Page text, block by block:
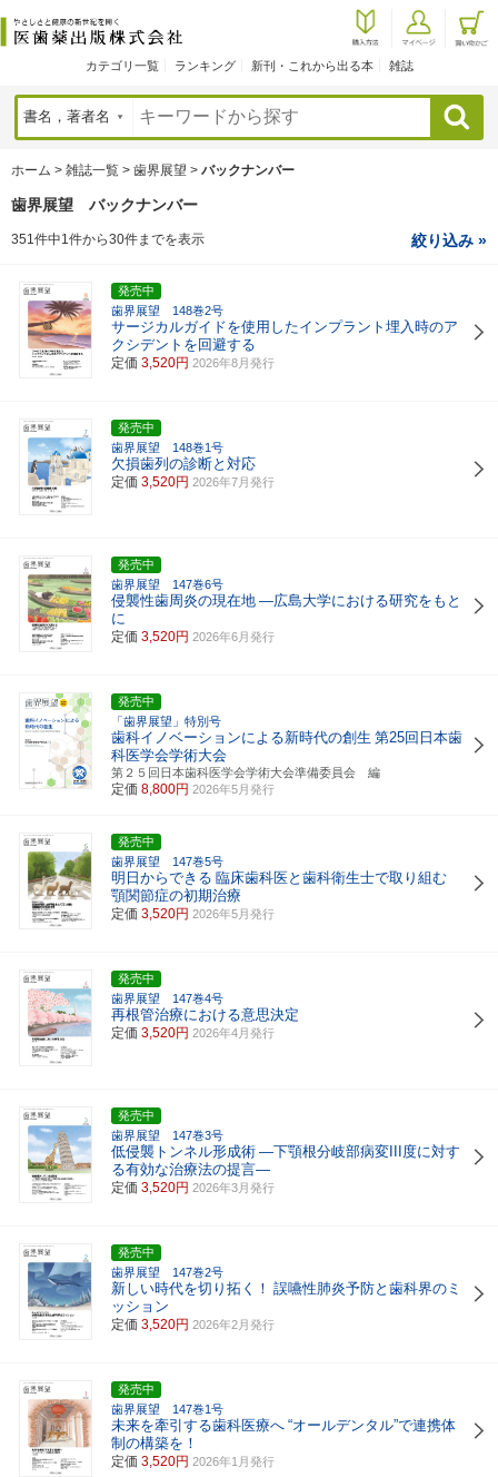
カテゴリ一覧 ランキング 新刊・これから出る本 雑誌
検索
ホーム > 雑誌一覧 > 歯界展望 > バックナンバー
歯界展望 バックナンバー
351件中1件から30件までを表示 絞り込み »
発売中
歯界展望 148巻2号
サージカルガイドを使用したインプラント埋入時のア
クシデントを回避する
定価 3,520円 2026年8月発行
発売中
歯界展望 148巻1号
欠損歯列の診断と対応
定価 3,520円 2026年7月発行
発売中
歯界展望 147巻6号
侵襲性歯周炎の現在地 ―広島大学における研究をもと
に
定価 3,520円 2026年6月発行
発売中
「歯界展望」特別号
歯科イノベーションによる新時代の創生 第25回日本歯
科医学会学術大会
第２５回日本歯科医学会学術大会準備委員会 編
定価 8,800円 2026年5月発行
発売中
歯界展望 147巻5号
明日からできる 臨床歯科医と歯科衛生士で取り組む
顎関節症の初期治療
定価 3,520円 2026年5月発行
発売中
歯界展望 147巻4号
再根管治療における意思決定
定価 3,520円 2026年4月発行
発売中
歯界展望 147巻3号
低侵襲トンネル形成術 ―下顎根分岐部病変III度に対す
る有効な治療法の提言―
定価 3,520円 2026年3月発行
発売中
歯界展望 147巻2号
新しい時代を切り拓く！ 誤嚥性肺炎予防と歯科界のミ
ッション
定価 3,520円 2026年2月発行
発売中
歯界展望 147巻1号
未来を牽引する歯科医療へ “オールデンタル”で連携体
制の構築を！
定価 3,520円 2026年1月発行